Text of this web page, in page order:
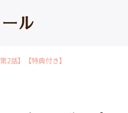
話】【特典付き】